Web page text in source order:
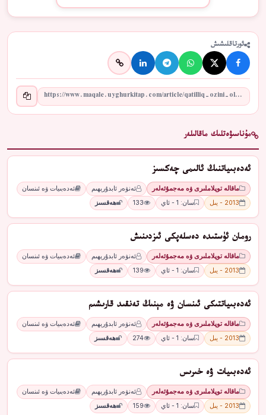
ئورتاقلىشىش
مۇناسىۋەتلىك ماقالىلەر
ئەدەبىياتنىڭ ئالىمى چەكسىز
ماقالە توپلاملىرى ۋە مەجمۇئەلەر ئەنۋەر ئابدۇرېھىم
ئەدەبىيات ۋە ئىنسان
2013 - يىل
سان: 1 - ئاي 133 ھەقسىز
رومان ئۈستىدە دەسلەپكى ئىزدىنىش
ماقالە توپلاملىرى ۋە مەجمۇئەلەر ئەنۋەر ئابدۇرېھىم
ئەدەبىيات ۋە ئىنسان
2013 - يىل
سان: 1 - ئاي 139 ھەقسىز
ئەدەبىياتتىكى ئىنسان ۋە مېنىڭ تەنقىد قارىشىم
ماقالە توپلاملىرى ۋە مەجمۇئەلەر ئەنۋەر ئابدۇرېھىم
ئەدەبىيات ۋە ئىنسان
2013 - يىل
سان: 1 - ئاي 274 ھەقسىز
ئەدەبىيات ۋە خىرىس
ماقالە توپلاملىرى ۋە مەجمۇئەلەر ئەنۋەر ئابدۇرېھىم
ئەدەبىيات ۋە ئىنسان
2013 - يىل
سان: 1 - ئاي 159 ھەقسىز